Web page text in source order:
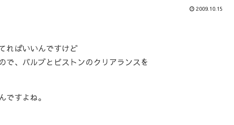
2009.10.15
ればいいんですけど
で、バルブとピストンのクリアランスを
すよね。